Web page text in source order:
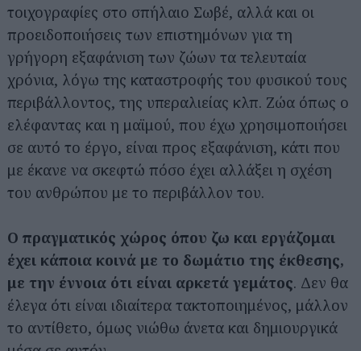
τοιχογραφίες στο σπήλαιο Σωβέ, αλλά και οι
προειδοποιήσεις των επιστημόνων για τη
γρήγορη εξαφάνιση των ζώων τα τελευταία
χρόνια, λόγω της καταστροφής του φυσικού τους
περιβάλλοντος, της υπεραλιείας κλπ. Ζώα όπως ο
ελέφαντας και η μαϊμού, που έχω χρησιμοποιήσει
σε αυτό το έργο, είναι προς εξαφάνιση, κάτι που
με έκανε να σκεφτώ πόσο έχει αλλάξει η σχέση
του ανθρώπου με το περιβάλλον του.
Ο πραγματικός χώρος όπου ζω και εργάζομαι
έχει κάποια κοινά με το δωμάτιο της έκθεσης,
με την έννοια ότι είναι αρκετά γεμάτος. Δεν θα
έλεγα ότι είναι ιδιαίτερα τακτοποιημένος, μάλλον
το αντίθετο, όμως νιώθω άνετα και δημιουργικά